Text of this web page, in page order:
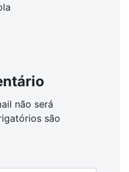
não será
são